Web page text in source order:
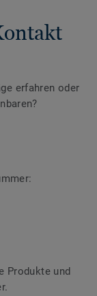
erfahren oder
Produkte und